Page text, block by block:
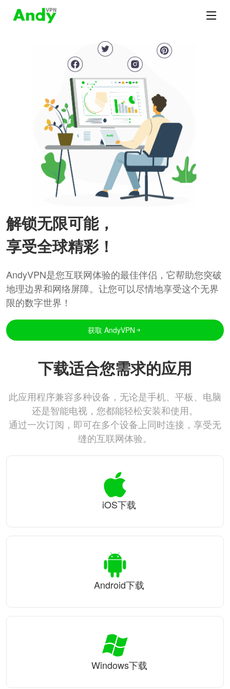
解锁无限可能，
享受全球精彩！
AndyVPN是您互联网体验的最佳伴侣，它帮助您突破
地理边界和网络屏障。让您可以尽情地享受这个无界
限的数字世界！
获取 AndyVPN
下载适合您需求的应用
此应用程序兼容多种设备，无论是手机、平板、电脑
还是智能电视，您都能轻松安装和使用。
通过一次订阅，即可在多个设备上同时连接，享受无
缝的互联网体验。
iOS下载
Android下载
Windows下载